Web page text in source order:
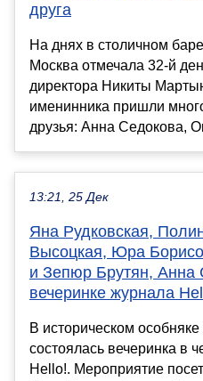
друга
На днях в столичном
Москва отмечала 32-й
директора Никиты
именинника пришли
друзья: Анна Седокова,
13:21, 25 Дек
Яна Рудковская,
Высоцкая, Юра
и Зепюр Брутян, Анна
вечеринке журнала
В историческом
состоялась вечеринка в
Hello!. Мероприятие